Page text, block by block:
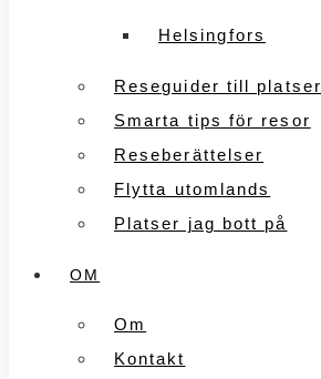
Helsingfors
Reseguider till platser
Smarta tips för resor
Reseberättelser
Flytta utomlands
Platser jag bott på
OM
Om
Kontakt